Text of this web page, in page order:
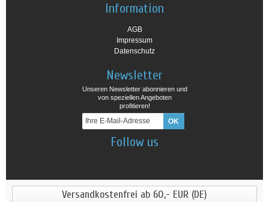
Information
AGB
Impressum
Datenschutz
Newsletter
Unseren Newsletter abonnieren und
von speziellen Angeboten
profitieren!
Follow us
Versandkostenfrei ab 60,- EUR (DE)